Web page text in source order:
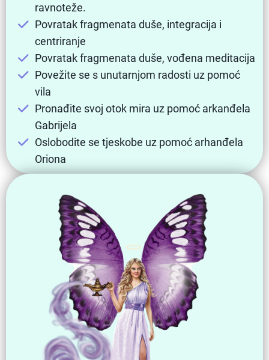
ravnoteže.
Povratak fragmenata duše, integracija i
centriranje
Povratak fragmenata duše, vođena meditacija
Povežite se s unutarnjom radosti uz pomoć
vila
Pronađite svoj otok mira uz pomoć arkanđela
Gabrijela
Oslobodite se tjeskobe uz pomoć arhanđela
Oriona